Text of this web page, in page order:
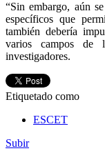
“Sin embargo, aún
específicos que
también debería
varios campos de
investigadores.
Etiquetado como
ESCET
Subir